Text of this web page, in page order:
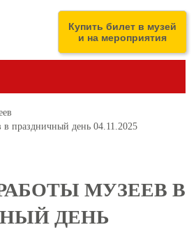
ENG
Купить билет в музей
и на мероприятия
праздничный день 04.11.2025
МУЗЕЕВ В
ДЕНЬ